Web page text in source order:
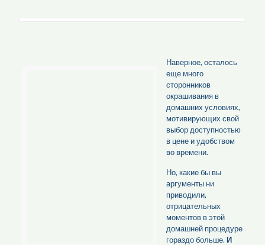
Наверное, осталось
еще много
сторонников
окрашивания в
домашних условиях,
мотивирующих свой
выбор доступностью
в цене и удобством
во времени.
Но, какие бы вы
аргументы ни
приводили,
отрицательных
моментов в этой
домашней процедуре
гораздо больше. И